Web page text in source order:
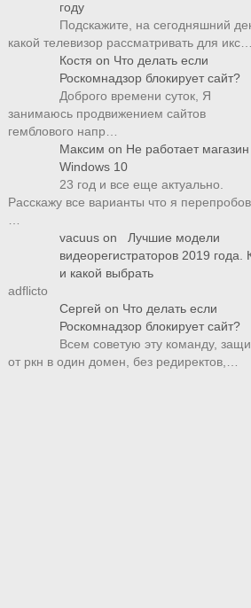
году
Подскажите, на сегодняшний
какой телевизор рассматривать для икс…
Костя on Что делать если
Роскомнадзор блокирует сайт?
Доброго времени суток, Я
занимаюсь продвижением сайтов
гемблового напр…
Максим on Не работает магазин
Windows 10
23 год и все еще актуально.
Расскажу все варианты что я
vacuus on
Лучшие модели
видеорегистраторов 2019 года.
и какой выбрать
adflicto
Сергей on Что делать если
Роскомнадзор блокирует сайт?
Всем советую эту команду,
от ркн в один домен, без редиректов,…